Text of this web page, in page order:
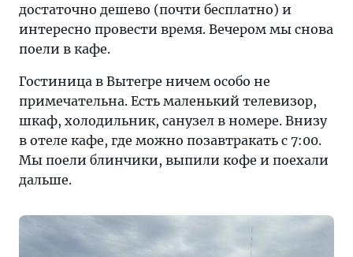
достаточно дешево (почти бесплатно) и
интересно провести время. Вечером мы снова
поели в кафе.
Гостиница в Вытегре ничем особо не
примечательна. Есть маленький телевизор,
шкаф, холодильник, санузел в номере. Внизу
в отеле кафе, где можно позавтракать с 7:00.
Мы поели блинчики, выпили кофе и поехали
дальше.